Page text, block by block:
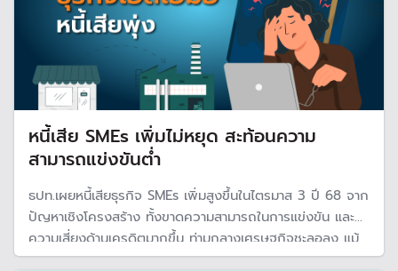
หนี้เสีย SMEs เพิ่มไม่หยุด สะท้อนความ
สามารถแข่งขันต่ำ
ธปท.เผยหนี้เสียธุรกิจ SMEs เพิ่มสูงขึ้นในไตรมาส 3 ปี 68 จาก
ปัญหาเชิงโครงสร้าง ทั้งขาดความสามารถในการแข่งขัน และ
ความเสี่ยงด้านเครดิตมากขึ้น ท่ามกลางเศรษฐกิจชะลอลง แม้
"คุณสู้ เราช่วย" หนุนกลับมาเป็นหนี้ปกติได้